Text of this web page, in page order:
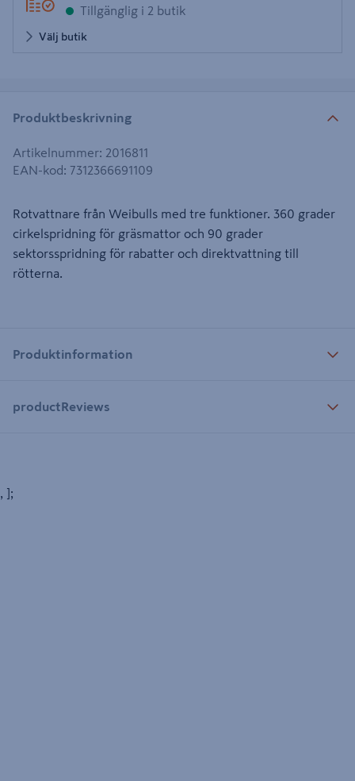
Tillgänglig i 2 butik
Välj butik
Produktbeskrivning
Artikelnummer: 2016811
EAN-kod: 7312366691109
Rotvattnare från Weibulls med tre funktioner. 360 grader
cirkelspridning för gräsmattor och 90 grader
sektorsspridning för rabatter och direktvattning till
rötterna.
Produktinformation
productReviews
, ];